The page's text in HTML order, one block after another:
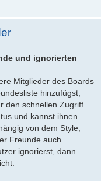
und ignorierten
Mitglieder des Boards
hinzufügst,
den schnellen Zugriff
und kannst ihnen
von dem Style,
Freunde auch
ignorierst, dann